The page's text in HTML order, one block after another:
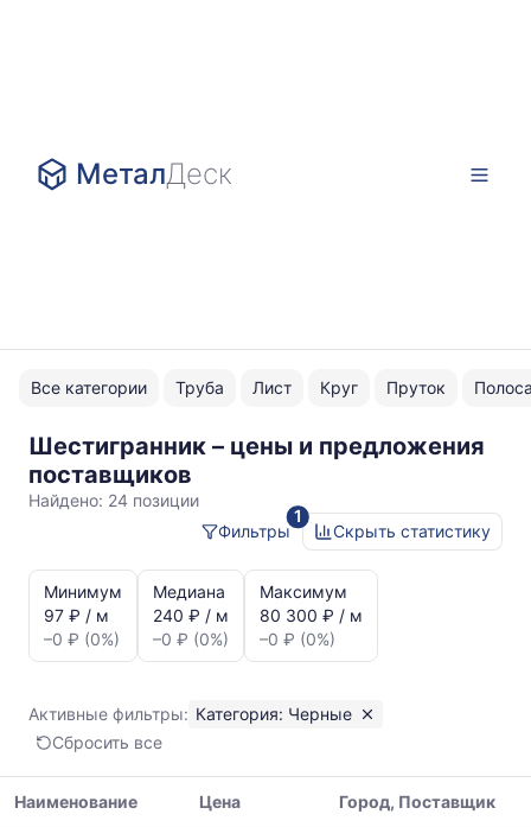
МеталДеск
Все категории Труба Лист Круг Пруток
Шестигранник – цены и предложения
поставщиков
Найдено: 24 позиции
1
Фильтры
Скрыть статистику
динамика
цен:
Шестигранник
минимальная,
медианная
максимальная
цена
Минимум
97 ₽ / м
–0 ₽ (0%)
Медиана
240 ₽ / м
–0 ₽ (0%)
Максимум
80 300 ₽ / м
–0 ₽ (0%)
Активные фильтры: Категория: Черные
Сбросить все
Наименование Цена Город, Поставщик